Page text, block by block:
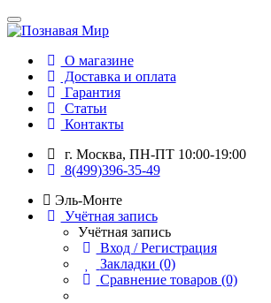
О магазине
Доставка и оплата
Гарантия
Статьи
Контакты
г. Москва, ПН-ПТ 10:00-19:00
8(499)396-35-49
Эль-Монте
Учётная запись
Учётная запись
Вход / Регистрация
Закладки (0)
Сравнение товаров (0)